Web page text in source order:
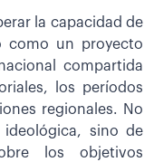
la capacidad de
como un proyecto
compartida
los períodos
regionales. No
sino de
los objetivos